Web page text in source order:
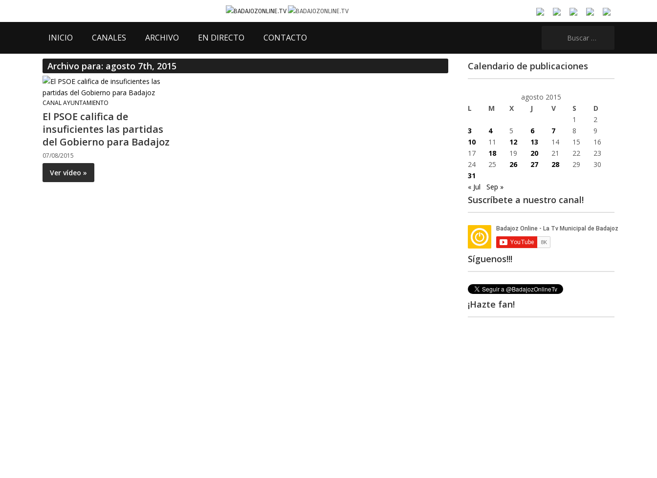
INICIO CANALES ARCHIVO EN DIRECTO CONTACTO
Archivo para: agosto 7th, 2015
CANAL AYUNTAMIENTO
El PSOE califica de
insuficientes las partidas
del Gobierno para Badajoz
07/08/2015
Ver vídeo »
Calendario de publicaciones
agosto 2015
L
M X J V S
D
1
2
3
4 5 6 7 8
9
10
11 12 13 14 15
16
17
18 19 20 21 22
23
24
25 26 27 28 29
30
31
« Jul
Sep »
Suscríbete a nuestro canal!
Síguenos!!!
¡Hazte fan!